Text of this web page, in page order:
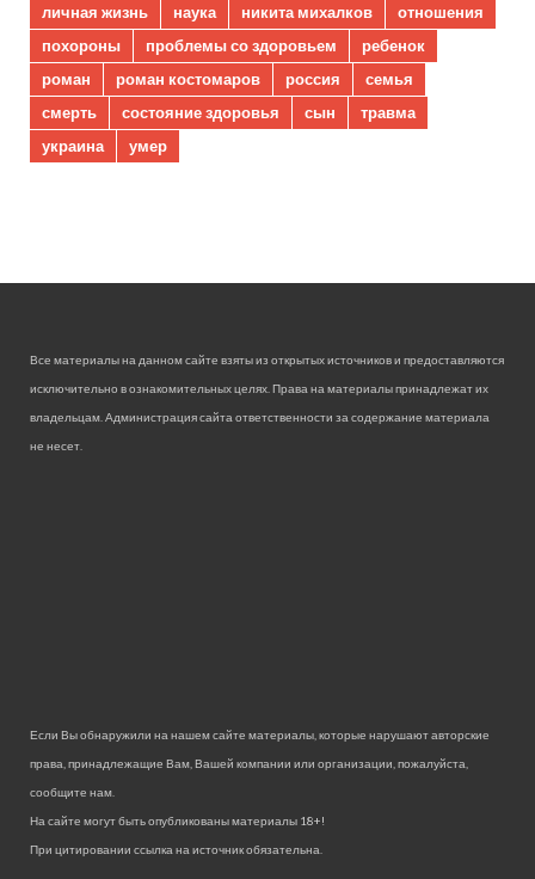
личная жизнь
наука никита михалков
отношения
похороны
проблемы со здоровьем
ребенок
роман
роман костомаров россия
семья
смерть
состояние здоровья сын
травма
украина
умер
Все материалы на данном сайте взяты из открытых источников и предоставляются
исключительно в ознакомительных целях. Права на материалы принадлежат их
владельцам. Администрация сайта ответственности за содержание материала
не несет.
Если Вы обнаружили на нашем сайте материалы, которые нарушают авторские
права, принадлежащие Вам, Вашей компании или организации, пожалуйста,
сообщите нам.
На сайте могут быть опубликованы материалы 18+!
При цитировании ссылка на источник обязательна.